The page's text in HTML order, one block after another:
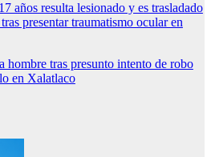
años resulta lesionado y es trasladado
presentar traumatismo ocular en
hombre tras presunto intento de robo
en Xalatlaco